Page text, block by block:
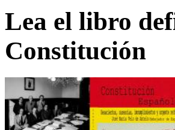
Lea el libro
Constitución